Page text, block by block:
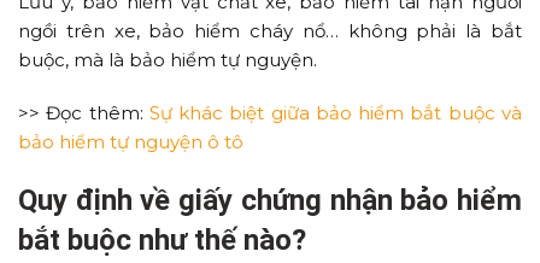
ngồi trên xe, bảo hiểm cháy nổ… không phải là bắt
buộc, mà là bảo hiểm tự nguyện.
>> Đọc thêm: Sự khác biệt giữa bảo hiểm bắt buộc và
bảo hiểm tự nguyện ô tô
Quy định về giấy chứng nhận bảo hiểm
bắt buộc như thế nào?